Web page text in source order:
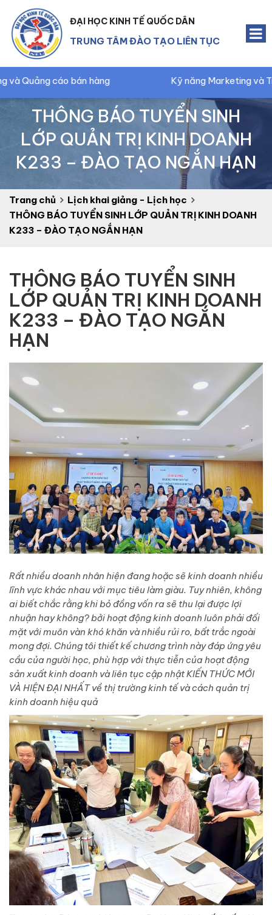
ĐẠI HỌC KINH TẾ QUỐC DÂN
TRUNG TÂM ĐÀO TẠO LIÊN TỤC
hàng Kỹ năng Marketing và Truyền thông
THÔNG BÁO TUYỂN SINH
LỚP QUẢN TRỊ KINH DOANH
K233 – ĐÀO TẠO NGẮN HẠN
Trang chủ
Lịch khai giảng - Lịch học
THÔNG BÁO TUYỂN SINH LỚP QUẢN TRỊ KINH DOANH
K233 – ĐÀO TẠO NGẮN HẠN
THÔNG BÁO TUYỂN SINH
LỚP QUẢN TRỊ KINH DOANH
K233 – ĐÀO TẠO NGẮN
HẠN
Rất nhiều doanh nhân hiện đang hoặc sẽ kinh doanh nhiều
lĩnh vực khác nhau với mục tiêu làm giàu. Tuy nhiên, không
ai biết chắc rằng khi bỏ đồng vốn ra sẽ thu lại được lợi
nhuận hay không? bởi hoạt động kinh doanh luôn phải đối
mặt với muôn vàn khó khăn và nhiều rủi ro, bất trắc ngoài
mong đợi. Chúng tôi thiết kế chương trình này đáp ứng yêu
cầu của người học, phù hợp với thực tiễn của hoạt động
sản xuất kinh doanh và liên tục cập nhật KIẾN THỨC MỚI
VÀ HIỆN ĐẠI NHẤT về thị trường kinh tế và cách quản trị
kinh doanh hiệu quả